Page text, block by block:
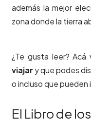
además la mejor
zona donde la tierra
¿Te gusta leer?
viajar y que podes
o incluso que pueden
El Libro de